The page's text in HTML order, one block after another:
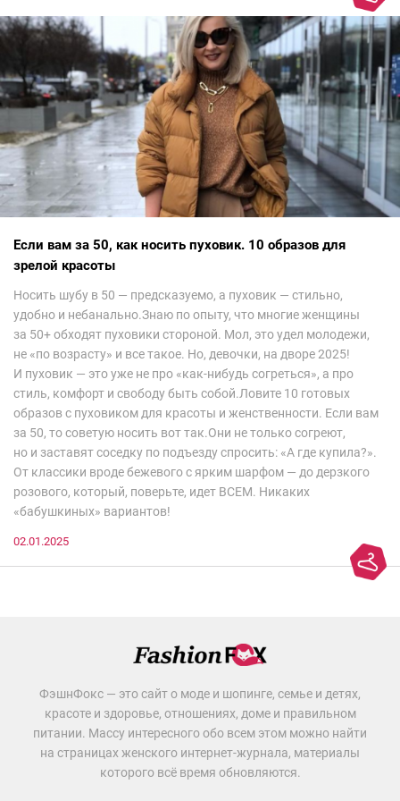
невероятно красиво.Все стереотипы, какие были у меня насчет
арабских дизайнеров, рассеялись как дым. А столько красоты
сегодня сложно увидеть на других известных неделях
мод.Самое интересное сейчас покажу ?
Если вам за 50, как носить пуховик. 10 образов для
зрелой красоты
Носить шубу в 50 — предсказуемо, а пуховик — стильно,
удобно и небанально.Знаю по опыту, что многие женщины
за 50+ обходят пуховики стороной. Мол, это удел молодежи,
не «по возрасту» и все такое. Но, девочки, на дворе 2025!
И пуховик — это уже не про «как-нибудь согреться», а про
стиль, комфорт и свободу быть собой.Ловите 10 готовых
образов с пуховиком для красоты и женственности. Если вам
за 50, то советую носить вот так.Они не только согреют,
но и заставят соседку по подъезду спросить: «А где купила?».
От классики вроде бежевого с ярким шарфом — до дерзкого
розового, который, поверьте, идет ВСЕМ. Никаких
«бабушкиных» вариантов!
02.01.2025
ФэшнФокс — это сайт о моде и шопинге, семье и детях,
красоте и здоровье, отношениях, доме и правильном
питании. Массу интересного обо всем этом можно найти
на страницах женского интернет-журнала, материалы
которого всё время обновляются.